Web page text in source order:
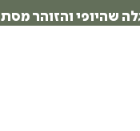
שהיופי והזוהר